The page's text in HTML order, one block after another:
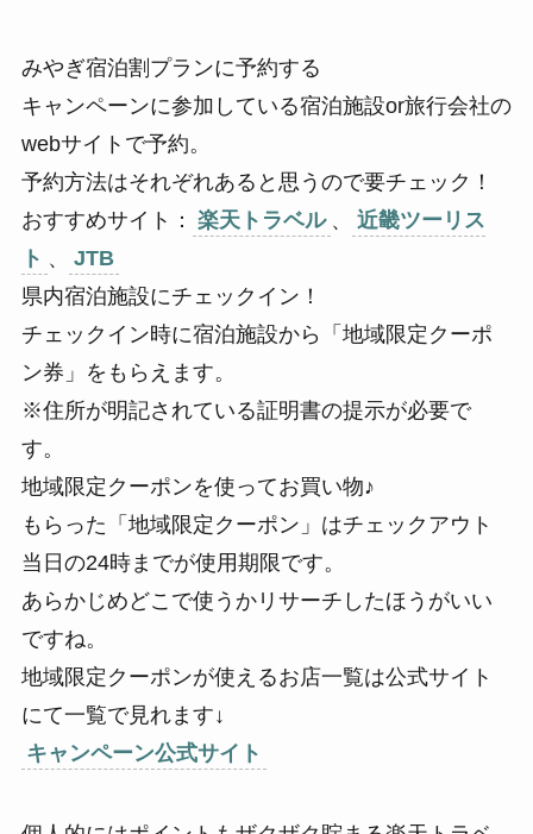
みやぎ宿泊割プランに予約する
キャンペーンに参加している宿泊施設or旅行会社の
webサイトで予約。
予約方法はそれぞれあると思うので要チェック！
おすすめサイト： 楽天トラベル 、
近畿ツーリス
ト 、
JTB
県内宿泊施設にチェックイン！
チェックイン時に宿泊施設から「地域限定クーポ
ン券」をもらえます。
※住所が明記されている証明書の提示が必要で
す。
地域限定クーポンを使ってお買い物♪
もらった「地域限定クーポン」はチェックアウト
当日の24時までが使用期限です。
あらかじめどこで使うかリサーチしたほうがいい
ですね。
地域限定クーポンが使えるお店一覧は公式サイト
にて一覧で見れます↓
キャンペーン公式サイト